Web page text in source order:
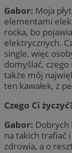
Gabor: Moja
elementami
rocka, bo
elektrycznych.
single, więc
domyślać, czego
także mój
ten kawałek, z
Czego Ci
Gabor: Dobrych
na takich trafiać
zdrowia, a o